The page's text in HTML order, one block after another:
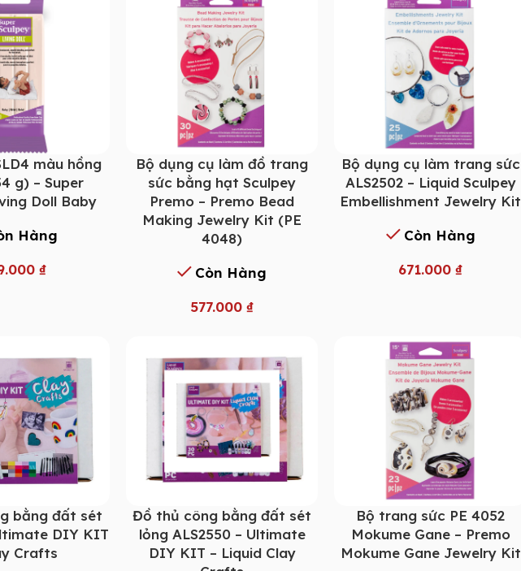
màu hồng
g) – Super
Doll Baby
Hàng
₫
Bộ dụng cụ làm đồ trang
sức bằng hạt Sculpey
Premo – Premo Bead
Making Jewelry Kit (PE
4048)
Còn Hàng
577.000 ₫
Bộ dụng cụ làm trang sức
ALS2502 – Liquid Sculpey
Embellishment Jewelry Kit
Còn Hàng
671.000₫
bằng đất sét
DIY KIT
Crafts
Đồ thủ công bằng đất sét
lỏng ALS2550 – Ultimate
DIY KIT – Liquid Clay
Bộ trang sức PE 4052
Mokume Gane – Premo
Mokume Gane Jewelry Kit